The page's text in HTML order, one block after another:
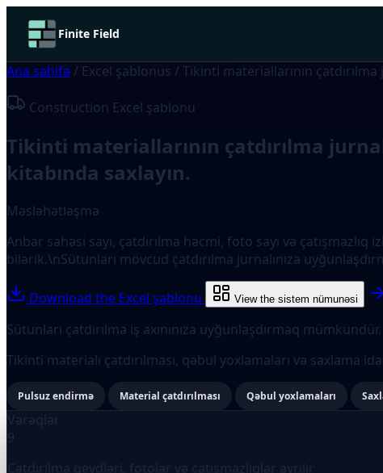
Finite Field
Ana səhifə / Excel şablonus / Tikinti materiallarının
Construction Excel şablonu
Tikinti materiallarının çatdırılma
kitabında saxlayın.
Məsləhətləşmə
Anbar sahəsi sayı, çatdırılma həcmi, foto sayı və
bilərik.\nSütunları mövcud çatdırılma jurnalınıza
Download the Excel şablonu View the sistem nümunəsi
Sütunları çatdırılma iş axınınıza uyğunlaşdırmaq mümkündür.
Tikinti materialı çatdırılması, qəbul yoxlamaları və
Pulsuz endirmə Material çatdırılması Qəbul yoxlamaları
Vərəqlər
9
Çatdırılma qeydləri, fotolar və çatışmazlıqlar ayrılır